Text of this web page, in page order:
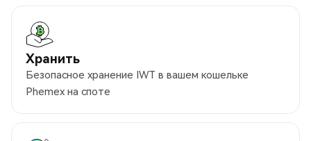
Хранить
Безопасное хранение IWT в вашем кошельке
Phemex на споте